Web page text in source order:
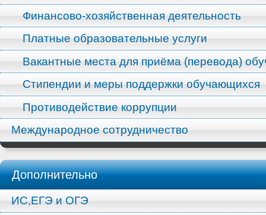
Финансово-хозяйственная деятельность
Платные образовательные услуги
Вакантные места для приёма (перевода)
Стипендии и меры поддержки обучающихся
Противодействие коррупции
Международное сотрудничество
Дополнительно
ИС,ЕГЭ и ОГЭ